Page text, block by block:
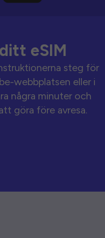
eSIM
steg för
webbplatsen eller i
några minuter och
göra före avresa.